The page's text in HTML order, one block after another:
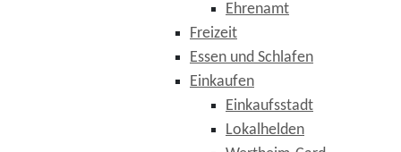
Ehrenamt
Freizeit
Essen und Schlafen
Einkaufen
Einkaufsstadt
Lokalhelden